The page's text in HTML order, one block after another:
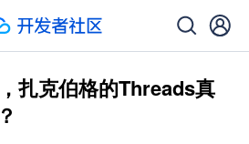
扎克伯格的Threads真